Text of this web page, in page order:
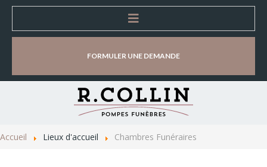
Organisation d'obsèques
FORMULER UNE DEMANDE
Accueil Lieux d'accueil Chambres Funéraires